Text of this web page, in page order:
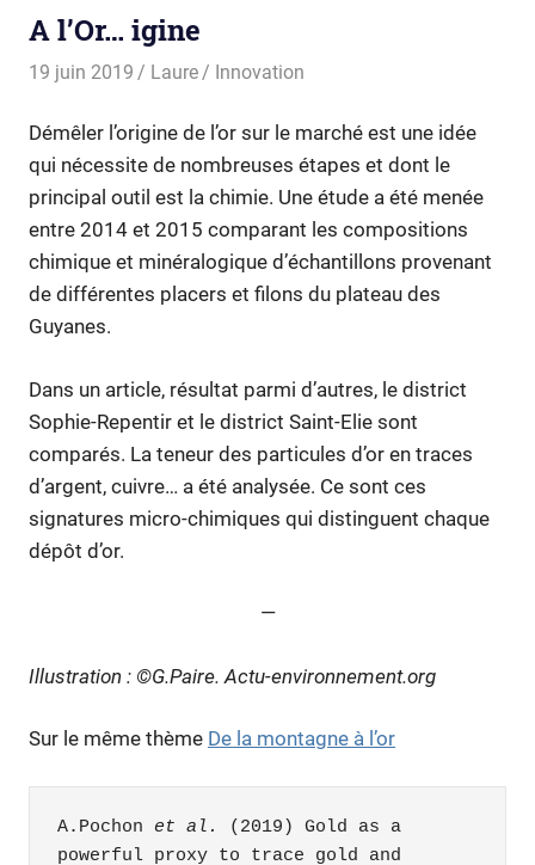
A l’Or… igine
19 juin 2019 Laure Innovation
Démêler l’origine de l’or sur le marché est une idée
qui nécessite de nombreuses étapes et dont le
principal outil est la chimie. Une étude a été menée
entre 2014 et 2015 comparant les compositions
chimique et minéralogique d’échantillons provenant
de différentes placers et filons du plateau des
Guyanes.
Dans un article, résultat parmi d’autres, le district
Sophie-Repentir et le district Saint-Elie sont
comparés. La teneur des particules d’or en traces
d’argent, cuivre… a été analysée. Ce sont ces
signatures micro-chimiques qui distinguent chaque
dépôt d’or.
—
Illustration : ©G.Paire. Actu-environnement.org
Sur le même thème De la montagne à l’or
A.Pochon et al.
(2019) Gold as a
powerful proxy to trace gold and